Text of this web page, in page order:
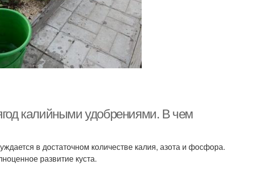
калийными удобрениями. В чем
в достаточном количестве калия, азота и фосфора.
развитие куста.